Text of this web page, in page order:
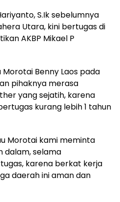
S.Ik sebelumnya
Utara, kini bertugas di
AKBP Mikael P
Benny Laos pada
pihaknya merasa
yang sejatih, karena
kurang lebih 1 tahun
Morotai kami meminta
dalam, selama
karena berkat kerja
daerah ini aman dan